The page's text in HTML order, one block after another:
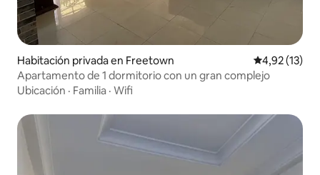
Habitación privada en Freetown Calificación
4,92 (13)
Apartamento de 1 dormitorio con un gran complejo
Ubicación · Familia · Wifi